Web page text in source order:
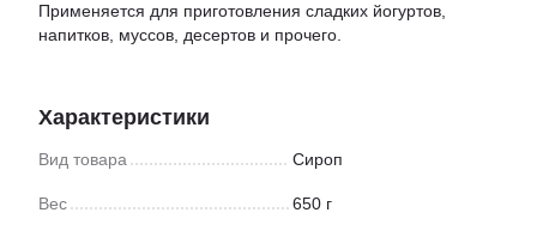
Применяется для приготовления сладких йогуртов,
напитков, муссов, десертов и прочего.
Характеристики
Вид товара Сироп
Вес 650 г